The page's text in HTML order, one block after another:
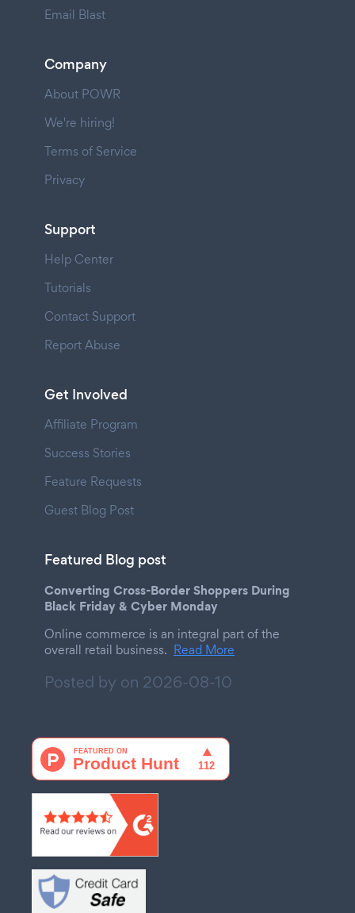
Email Blast
Company
About POWR
We're hiring!
Terms of Service
Privacy
Support
Help Center
Tutorials
Contact Support
Report Abuse
Get Involved
Affiliate Program
Success Stories
Feature Requests
Guest Blog Post
Featured Blog post
Converting Cross-Border Shoppers During
Black Friday & Cyber Monday
Online commerce is an integral part of the
overall retail business. Read More
Posted by on 2026-08-10